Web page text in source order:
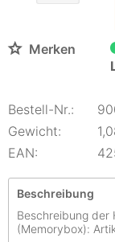
Merken
Bestell-Nr.:
Gewicht:
EAN:
Beschreibung
Beschreibung
(Memorybox):